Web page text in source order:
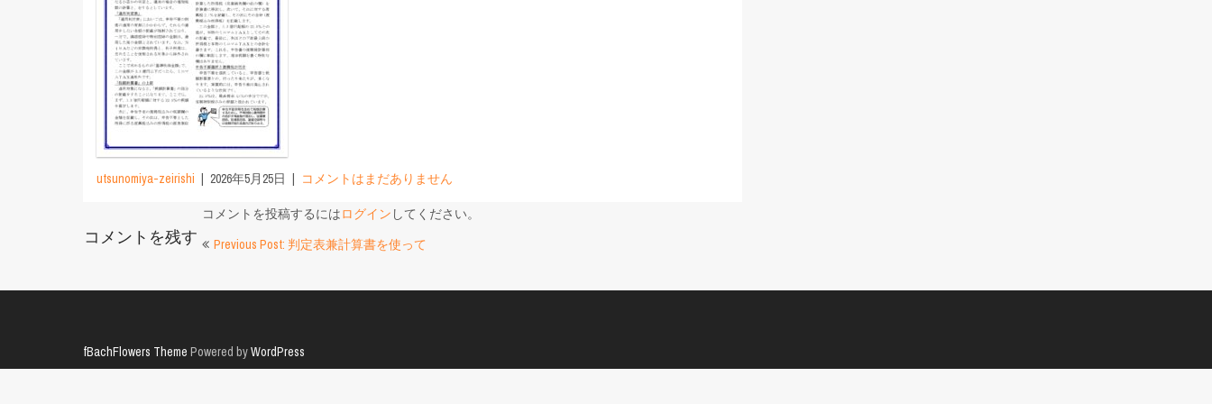
utsunomiya-zeirishi 2026年5月25日 コメントはまだありません
コメントを残す
コメントを投稿するにはログイン してください。
投
ナ
ゲ
Previous Post: 判定表兼計算書を使って
fBachFlowers Theme Powered byWordPress